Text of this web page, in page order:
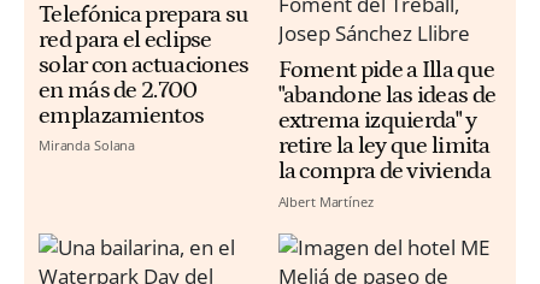
Telefónica prepara su
red para el eclipse
solar con actuaciones
en más de 2.700
emplazamientos
Miranda Solana
Foment pide a Illa que
"abandone las ideas de
extrema izquierda" y
retire la ley que limita
la compra de vivienda
Albert Martínez